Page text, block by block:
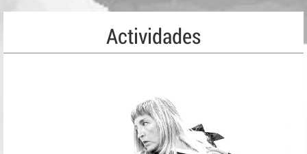
Actividades